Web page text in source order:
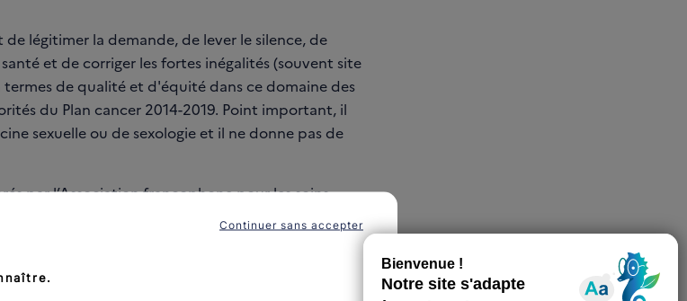
légitimer la demande, de lever le silence, de
et de corriger les fortes inégalités (souvent site
de qualité et d'équité dans ce domaine des
du Plan cancer 2014-2019. Point important, il
sexuelle ou de sexologie et il ne donne pas de
par l’Association francophone pour les soins
qui en détient les droits.
le label de l’Institut national du cancer.
Continuer sans accepter